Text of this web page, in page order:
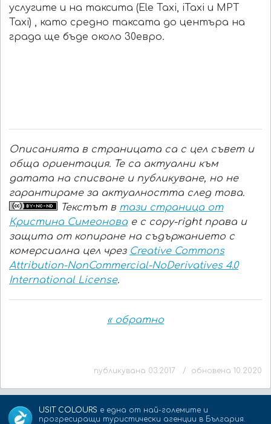
услугите и на таксита (Ele Taxi, iTaxi и MPT
Taxi) , като средно таксата до центъра на
града ще бъде около 30евро.
Описанията в страницата са с цел съвет и
обща ориентация. Те са актуални към
датата на списване и публикуване, но не
гарантираме за актуалността след това.
Текстът в тази страница от
Кристина Симеонова е с copy-right права и
защита от копиране на съдържанието с
комерсиална цел чрез Creative Commons
Attribution-NonCommercial-NoDerivatives 4.0
International License.
« обратно
публикувана 03.2017 / обновена 10.2020
USIT COLOURS е една от най-големите и
прогресиращи туристически агенции в България.